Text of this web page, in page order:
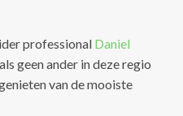
professional Daniel
geen ander in deze regio
van de mooiste